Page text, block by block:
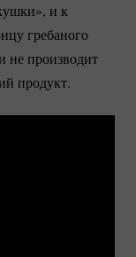
и к
гребаного
не производит
продукт.